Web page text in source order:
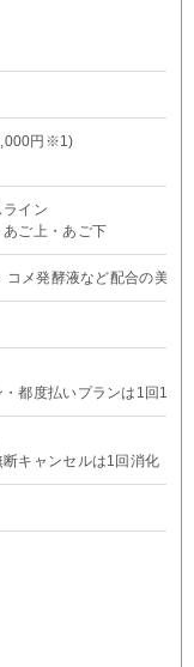
円※1)
イン
ご上・あご下
メ発酵液など配合の美容
都度払いプランは1回
キャンセルは1回消化